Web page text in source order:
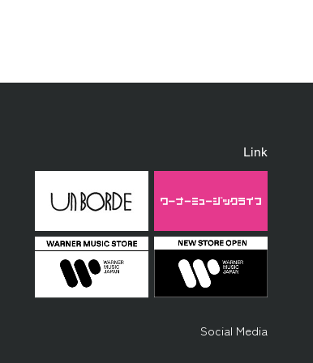
Link
Social Media